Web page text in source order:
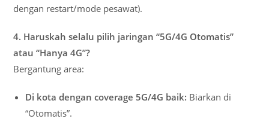
dengan restart/mode pesawat).
4. Haruskah selalu pilih jaringan “5G/4G Otomatis”
atau “Hanya 4G”?
Bergantung area:
Di kota dengan coverage 5G/4G baik: Biarkan di
“Otomatis”.